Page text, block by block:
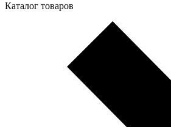
Каталог товаров